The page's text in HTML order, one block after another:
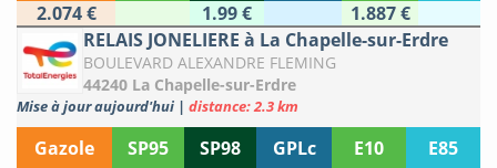
2.074 €
1.99 €
1.887 €
RELAIS JONELIERE à La Chapelle-sur-Erdre
BOULEVARD ALEXANDRE FLEMING
44240 La Chapelle-sur-Erdre
Mise à jour aujourd'hui | distance: 2.3 km
Gazole SP95 SP98 GPLc E10
E85